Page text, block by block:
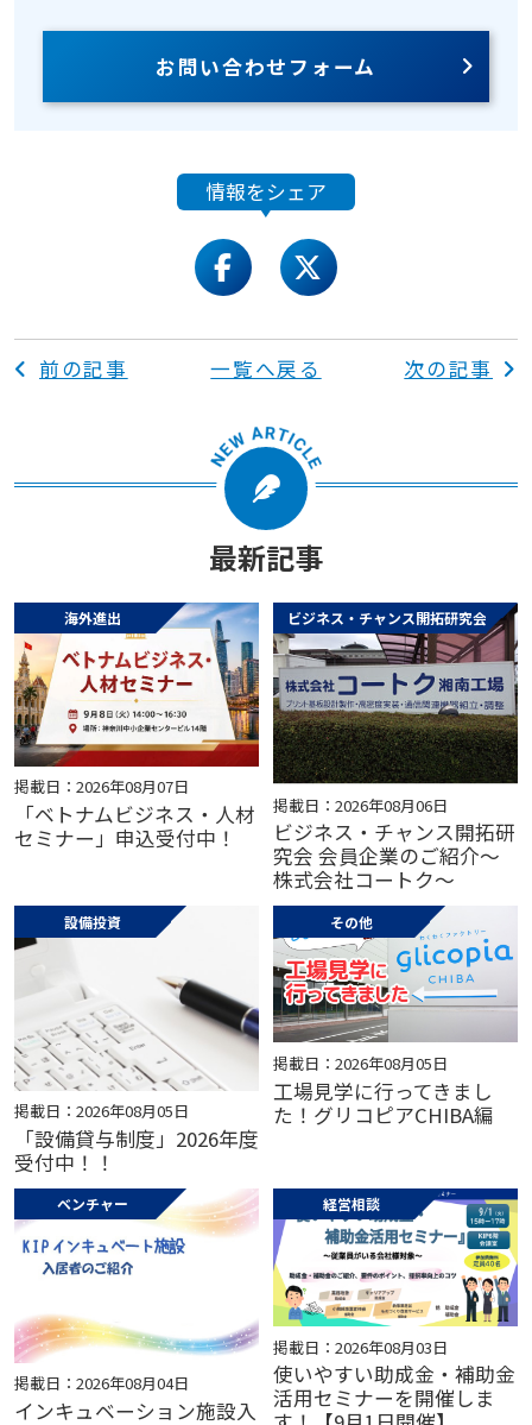
お問い合わせフォーム
情報をシェア
facebooktwitter
前の記事 一覧へ戻る 次の記事
最新記事
海外進出
掲載日：2026年08月07日
「ベトナムビジネス・人材
セミナー」申込受付中！
ビジネス・チャンス開拓研究会
掲載日：2026年08月06日
ビジネス・チャンス開拓研
究会 会員企業のご紹介～
株式会社コートク～
設備投資
掲載日：2026年08月05日
「設備貸与制度」2026年度
受付中！！
その他
掲載日：2026年08月05日
工場見学に行ってきまし
た！グリコピアCHIBA編
ベンチャー
掲載日：2026年08月04日
インキュベーション施設入
経営相談
掲載日：2026年08月03日
使いやすい助成金・補助金
活用セミナーを開催しま